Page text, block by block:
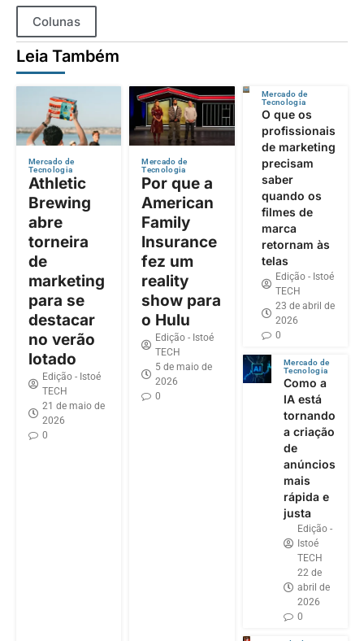
Colunas
Leia Também
Mercado de
Tecnologia
Athletic
Brewing
abre
torneira
de
marketing
para se
destacar
no verão
lotado
Edição - Istoé
TECH
21 de maio de
2026
0
Mercado de
Tecnologia
Por que a
American
Family
Insurance
fez um
reality
show para
o Hulu
Edição - Istoé
TECH
5 de maio de
2026
0
Mercado de
Tecnologia
O que os
profissionais
de marketing
precisam
saber
quando os
filmes de
marca
retornam às
telas
Edição - Istoé
TECH
23 de abril de
2026
0
Mercado de
Tecnologia
Como a
IA está
tornando
a criação
de
anúncios
mais
rápida e
justa
Edição -
Istoé
TECH
22 de
abril de
2026
0